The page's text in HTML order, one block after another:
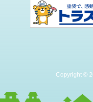
Copyright ©